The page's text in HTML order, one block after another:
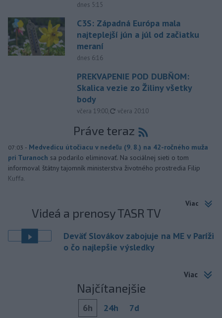
dnes 5:15
C3S: Západná Európa mala
najteplejší jún a júl od začiatku
meraní
dnes 6:16
PREKVAPENIE POD DUBŇOM:
Skalica vezie zo Žiliny všetky
body
včera 19:00, aktualizované
včera 20:10
Práve teraz
07:03 - Medvedicu útočiacu v nedeľu (9. 8.) na 42-ročného muža
pri Turanoch sa podarilo eliminovať. Na sociálnej sieti o tom
informoval štátny tajomník ministerstva životného prostredia Filip
Kuffa.
Viac
Videá a prenosy TASR TV
Deväť Slovákov zabojuje na ME v Paríži
o čo najlepšie výsledky
Viac
Najčítanejšie
6h 24h 7d